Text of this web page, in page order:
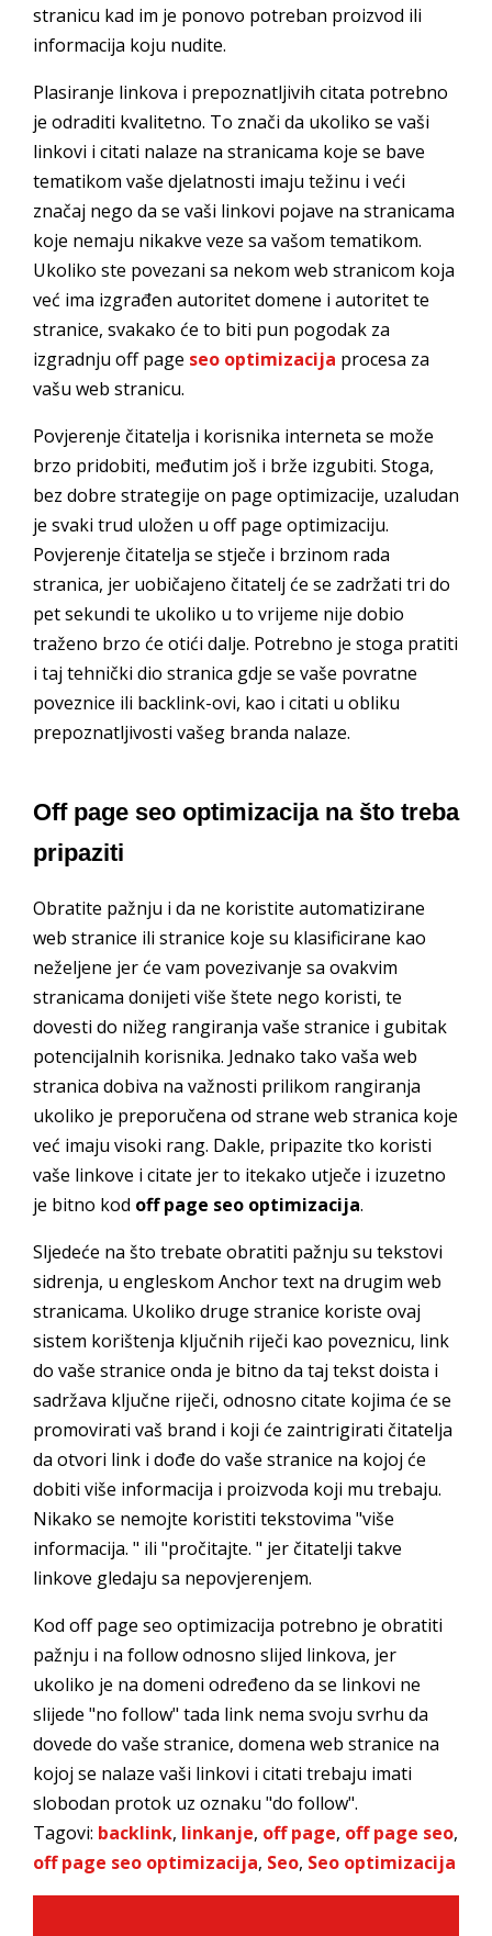
stranicu kad im je ponovo potreban proizvod ili
informacija koju nudite.
Plasiranje linkova i prepoznatljivih citata potrebno
je odraditi kvalitetno. To znači da ukoliko se vaši
linkovi i citati nalaze na stranicama koje se bave
tematikom vaše djelatnosti imaju težinu i veći
značaj nego da se vaši linkovi pojave na stranicama
koje nemaju nikakve veze sa vašom tematikom.
Ukoliko ste povezani sa nekom web stranicom koja
već ima izgrađen autoritet domene i autoritet te
stranice, svakako će to biti pun pogodak za
izgradnju off page seo optimizacija procesa za
vašu web stranicu.
Povjerenje čitatelja i korisnika interneta se može
brzo pridobiti, međutim još i brže izgubiti. Stoga,
bez dobre strategije on page optimizacije, uzaludan
je svaki trud uložen u off page optimizaciju.
Povjerenje čitatelja se stječe i brzinom rada
stranica, jer uobičajeno čitatelj će se zadržati tri do
pet sekundi te ukoliko u to vrijeme nije dobio
traženo brzo će otići dalje. Potrebno je stoga pratiti
i taj tehnički dio stranica gdje se vaše povratne
poveznice ili backlink-ovi, kao i citati u obliku
prepoznatljivosti vašeg branda nalaze.
Off page seo optimizacija na što treba
pripaziti
Obratite pažnju i da ne koristite automatizirane
web stranice ili stranice koje su klasificirane kao
neželjene jer će vam povezivanje sa ovakvim
stranicama donijeti više štete nego koristi, te
dovesti do nižeg rangiranja vaše stranice i gubitak
potencijalnih korisnika. Jednako tako vaša web
stranica dobiva na važnosti prilikom rangiranja
ukoliko je preporučena od strane web stranica koje
već imaju visoki rang. Dakle, pripazite tko koristi
vaše linkove i citate jer to itekako utječe i izuzetno
je bitno kod off page seo optimizacija.
Sljedeće na što trebate obratiti pažnju su tekstovi
sidrenja, u engleskom Anchor text na drugim web
stranicama. Ukoliko druge stranice koriste ovaj
sistem korištenja ključnih riječi kao poveznicu, link
do vaše stranice onda je bitno da taj tekst doista i
sadržava ključne riječi, odnosno citate kojima će se
promovirati vaš brand i koji će zaintrigirati čitatelja
da otvori link i dođe do vaše stranice na kojoj će
dobiti više informacija i proizvoda koji mu trebaju.
Nikako se nemojte koristiti tekstovima "više
informacija. " ili "pročitajte. " jer čitatelji takve
linkove gledaju sa nepovjerenjem.
Kod off page seo optimizacija potrebno je obratiti
pažnju i na follow odnosno slijed linkova, jer
ukoliko je na domeni određeno da se linkovi ne
slijede "no follow" tada link nema svoju svrhu da
dovede do vaše stranice, domena web stranice na
kojoj se nalaze vaši linkovi i citati trebaju imati
slobodan protok uz oznaku "do follow".
Tagovi: backlink, linkanje, off page, off page seo,
off page seo optimizacija, Seo, Seo optimizacija